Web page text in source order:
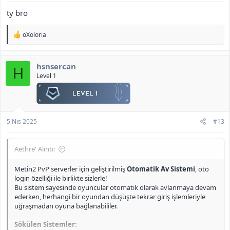
çalıştığı doğrulandı.
Erişim Yöntemleri:
"K" tuşuna basılarak (official sürümde de bu tuşa atanmış
Quickslotların yer aldığı expanded taskbar üzerindeki ikon
kullanılarak.
Ekli dosyayı görüntüle 456
ty bro
T
p
i
oXoloria
H hsnsercan
Level 1
5 Nis 2025 #13
Aethre' Alıntı:
Metin2 PvP serverler için geliştirilmişOtomatik Av Sistemi, oto
login özelliği ile birlikte sizlerle!
Bu sistem sayesinde oyuncular otomatik olarak avlanmaya devam
ederken, herhangi bir oyundan düşüşte tekrar giriş işlemleriyle
uğraşmadan oyuna bağlanabililer.
Sökülen Sistemler: